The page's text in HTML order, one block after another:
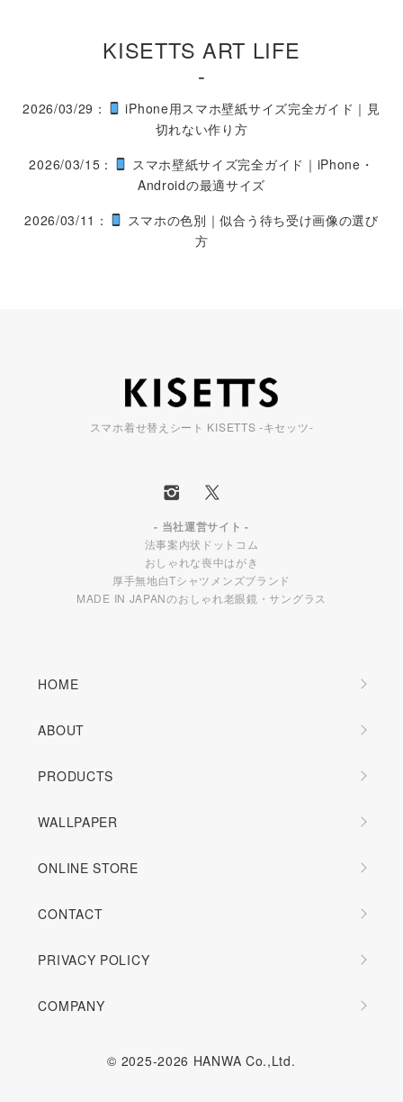
KISETTS ART LIFE
-
2026/03/29：
iPhone用スマホ壁紙サイズ完全ガイド｜見
切れない作り方
2026/03/15：
スマホ壁紙サイズ完全ガイド｜iPhone・
Androidの最適サイズ
2026/03/11：
スマホの色別｜似合う待ち受け画像の選び
方
スマホ着せ替えシート KISETTS -キセッツ-
- 当社運営サイト -
法事案内状ドットコム
おしゃれな喪中はがき
厚手無地白Tシャツメンズブランド
MADE IN JAPANのおしゃれ老眼鏡・サングラス
HOME
ABOUT
PRODUCTS
WALLPAPER
ONLINE STORE
CONTACT
PRIVACY POLICY
COMPANY
© 2025-2026 HANWA Co.,Ltd.